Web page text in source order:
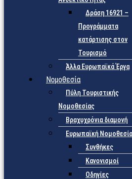
Δράση 16921 –
Προγράμματα
κατάρτισης στον
Τουρισμό
Άλλα Ευρωπαϊκά Έργα
Νομοθεσία
Πύλη Τουριστικής
Νομοθεσίας
Βραχυχρόνια διαμονή
Ευρωπαϊκή Νομοθεσία
Συνθήκες
Κανονισμοί
Οδηγίες